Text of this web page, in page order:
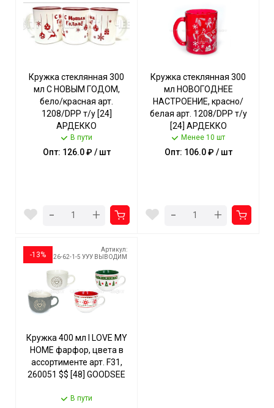
Кружка стеклянная 300
мл С НОВЫМ ГОДОМ,
бело/красная арт.
1208/DPР т/у [24]
АРДЕККО
В пути
Опт: 126.0 ₽ / шт
- +
Кружка стеклянная 300
мл НОВОГОДНЕЕ
НАСТРОЕНИЕ, красно/
белая арт. 1208/DPР т/у
[24] АРДЕККО
Менее 10 шт
Опт: 106.0 ₽ / шт
- +
-13%
Артикул:
26-62-1-5 УУУ ВЫВОДИМ
Кружка 400 мл I LOVE MY
HOME фарфор, цвета в
ассортименте арт. F31,
260051 $$ [48] GOODSEE
В пути